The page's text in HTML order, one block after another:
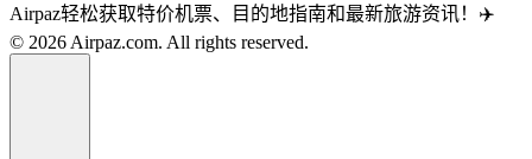
Airpaz轻松获取特价机票、目的地指南和最新旅游资讯！✈️
© 2026 Airpaz.com. All rights reserved.